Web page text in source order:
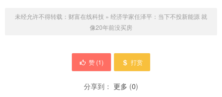
未经允许不得转载： 财富在线科技 » 经济学家任泽平：当下不投新能源 就
像20年前没买房
赞 (1) 打赏
分享到： 更多 (0)